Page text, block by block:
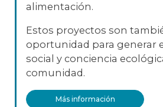
alimentación.
Estos proyectos son
oportunidad para generar
social y conciencia
comunidad.
Más información